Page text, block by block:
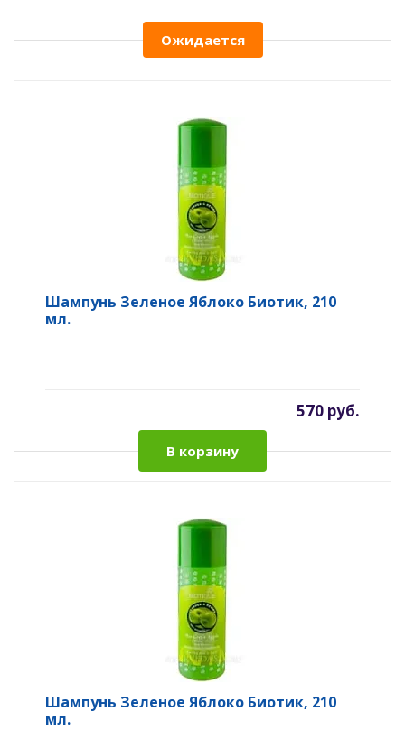
Ожидается
Шампунь Зеленое Яблоко Биотик, 210
мл.
570 руб.
В корзину
Шампунь Зеленое Яблоко Биотик, 210
мл.